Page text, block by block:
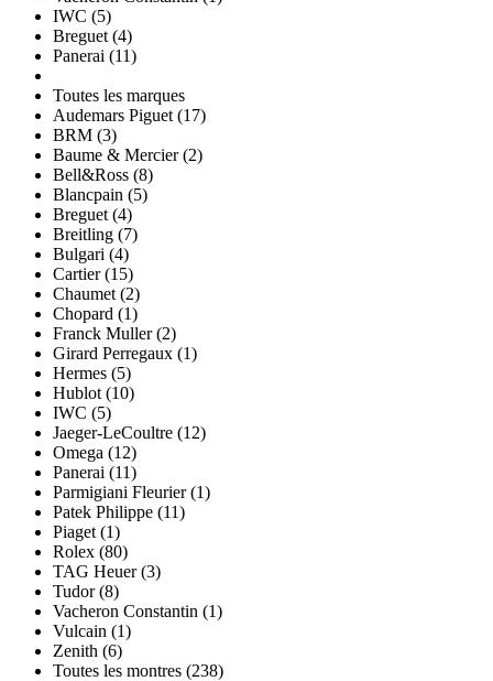
IWC (5)
Breguet (4)
Panerai (11)
Toutes les marques
Audemars Piguet (17)
BRM (3)
Baume & Mercier (2)
Bell&Ross (8)
Blancpain (5)
Breguet (4)
Breitling (7)
Bulgari (4)
Cartier (15)
Chaumet (2)
Chopard (1)
Franck Muller (2)
Girard Perregaux (1)
Hermes (5)
Hublot (10)
IWC (5)
Jaeger-LeCoultre (12)
Omega (12)
Panerai (11)
Parmigiani Fleurier (1)
Patek Philippe (11)
Piaget (1)
Rolex (80)
TAG Heuer (3)
Tudor (8)
Vacheron Constantin (1)
Vulcain (1)
Zenith (6)
Toutes les montres (238)